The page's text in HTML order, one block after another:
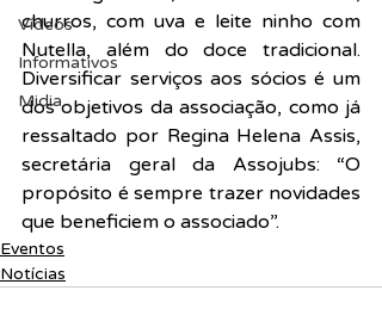
Vídeos
Informativos
Midia
churros, com uva e leite ninho com
Nutella, além do doce tradicional.
Diversificar serviços aos sócios é um
dos objetivos da associação, como já
ressaltado por Regina Helena Assis,
secretária geral da Assojubs: “O
propósito é sempre trazer novidades
que beneficiem o associado”.
Eventos
Notícias